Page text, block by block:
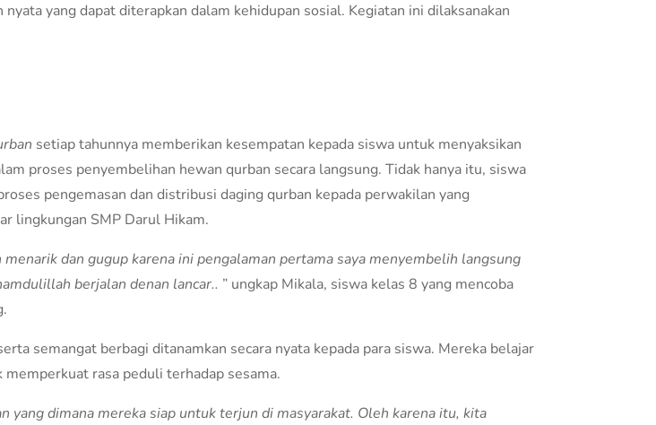
yang dapat diterapkan dalam kehidupan sosial. Kegiatan ini dilaksanakan
rban setiap tahunnya memberikan kesempatan kepada siswa untuk menyaksikan
proses penyembelihan hewan qurban secara langsung. Tidak hanya itu, siswa
pengemasan dan distribusi daging qurban kepada perwakilan yang
lingkungan SMP Darul Hikam.
menarik dan gugup karena ini pengalaman pertama saya menyembelih langsung
berjalan denan lancar.. ” ungkap Mikala, siswa kelas 8 yang mencoba
semangat berbagi ditanamkan secara nyata kepada para siswa. Mereka belajar
rasa peduli terhadap sesama.
yang dimana mereka siap untuk terjun di masyarakat. Oleh karena itu, kita